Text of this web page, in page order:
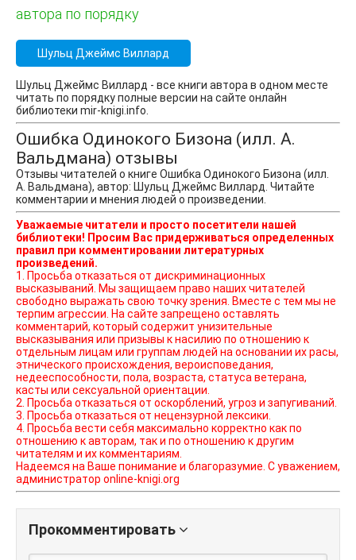
автора по порядку
Шульц Джеймс Виллард
Шульц Джеймс Виллард - все книги автора в одном месте
читать по порядку полные версии на сайте онлайн
библиотеки mir-knigi.info.
Ошибка Одинокого Бизона (илл. А.
Вальдмана) отзывы
Отзывы читателей о книге Ошибка Одинокого Бизона (илл.
А. Вальдмана), автор: Шульц Джеймс Виллард. Читайте
комментарии и мнения людей о произведении.
Уважаемые читатели и просто посетители нашей
библиотеки! Просим Вас придерживаться определенных
правил при комментировании литературных
произведений.
1. Просьба отказаться от дискриминационных
высказываний. Мы защищаем право наших читателей
свободно выражать свою точку зрения. Вместе с тем мы не
терпим агрессии. На сайте запрещено оставлять
комментарий, который содержит унизительные
высказывания или призывы к насилию по отношению к
отдельным лицам или группам людей на основании их расы,
этнического происхождения, вероисповедания,
недееспособности, пола, возраста, статуса ветерана,
касты или сексуальной ориентации.
2. Просьба отказаться от оскорблений, угроз и запугиваний.
3. Просьба отказаться от нецензурной лексики.
4. Просьба вести себя максимально корректно как по
отношению к авторам, так и по отношению к другим
читателям и их комментариям.
Надеемся на Ваше понимание и благоразумие. С уважением,
администратор online-knigi.org
Прокомментировать